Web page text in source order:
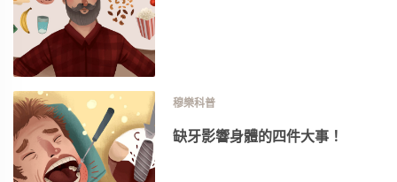
穆樂科普
缺牙影響身體的四件大事！